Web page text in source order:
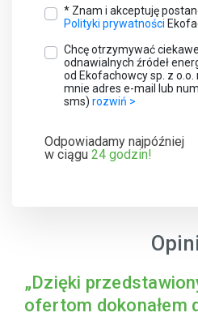
* Znam i akceptuję
Polityki prywatności
Chcę otrzymywać
odnawialnych źródeł
od Ekofachowcy sp. z
mnie adres e-mail lub
sms) rozwiń >
Odpowiadamy najpóźniej
w ciągu 24 godzin!
„Dzięki
ofertom dokonałem